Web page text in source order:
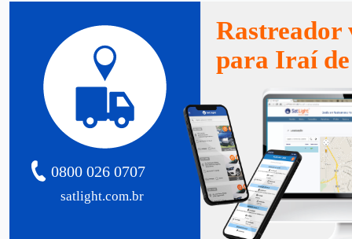
satlight.com.br
0800 026 0707
Rastreador
para Iraí